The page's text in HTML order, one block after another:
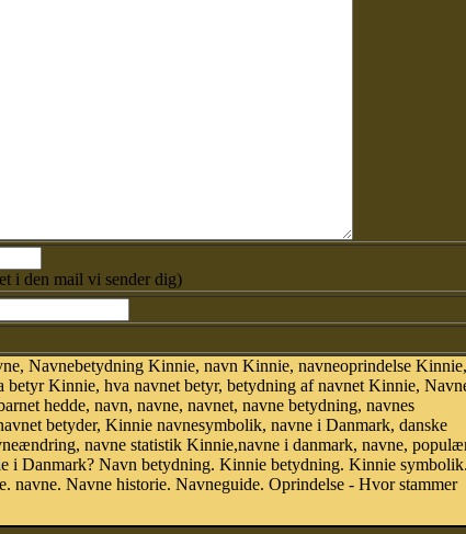
i den mail vi sender dig)
Navnebetydning Kinnie, navn Kinnie, navneoprindelse Kinnie,
Kinnie, hva navnet betyr, betydning af navnet Kinnie,
hedde, navn, navne, navnet, navne betydning, navnes
betyder, Kinnie navnesymbolik, navne i Danmark, danske
navne statistik Kinnie,navne i danmark, navne,
i Danmark? Navn betydning. Kinnie betydning. Kinnie symbolik.
Navne historie. Navneguide. Oprindelse - Hvor stammer